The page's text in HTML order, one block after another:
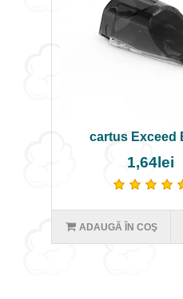
cartus Exceed
1,64lei
ADAUGĂ ÎN COŞ